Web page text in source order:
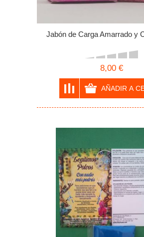
Jabón de Carga Amarrado y
8,00 €